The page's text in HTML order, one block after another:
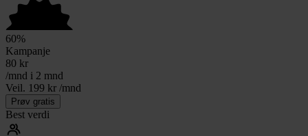
60%
Kampanje
80 kr
/mnd i 2 mnd
Veil. 199 kr /mnd
Prøv gratis
Best verdi